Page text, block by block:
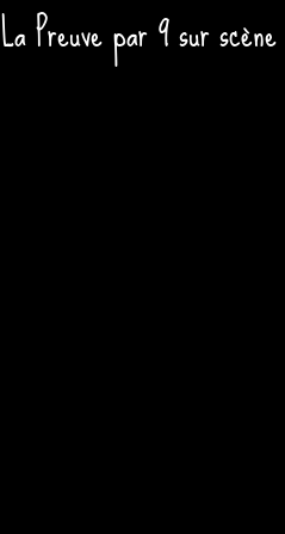
La Preuve par 9 sur scène